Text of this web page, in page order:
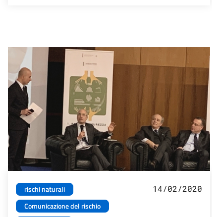
rischi naturali
Comunicazione del rischio
14/02/2020